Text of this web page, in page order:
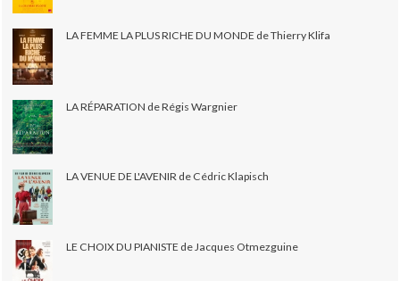
LA FEMME LA PLUS RICHE DU MONDE de Thierry Klifa
LA RÉPARATION de Régis Wargnier
LA VENUE DE L'AVENIR de Cédric Klapisch
LE CHOIX DU PIANISTE de Jacques Otmezguine